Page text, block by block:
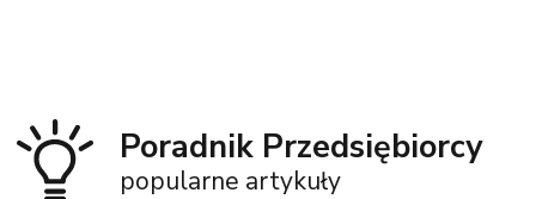
Poradnik Przedsiębiorcy
popularne artykuły